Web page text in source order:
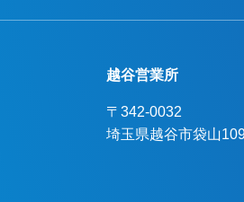
越谷営業所
〒342-0032
埼玉県越谷市袋山